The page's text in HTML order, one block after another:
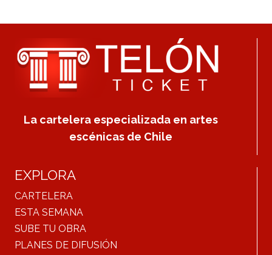
La cartelera especializada en artes
escénicas de Chile
EXPLORA
CARTELERA
ESTA SEMANA
SUBE TU OBRA
PLANES DE DIFUSIÓN